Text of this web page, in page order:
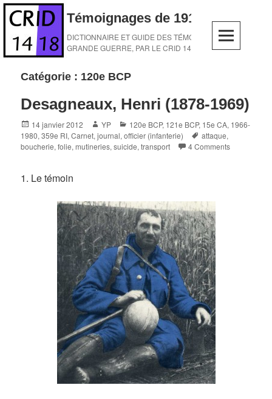
Skip
content
Témoignages de 1914-1918
DICTIONNAIRE ET GUIDE DES TÉMOINS DE LA
GRANDE GUERRE, PAR LE CRID 14-18
Catégorie : 120e BCP
Desagneaux, Henri (1878-1969)
Posted
on
14 janvier 2012 Author
YP Categories
120e BCP, 121e BCP, 15e CA, 1966-
1980,359e RI,Carnet, journal,officier (infanterie) Tags
attaque,
boucherie,folie,mutineries,suicide,transport 4 Comments
1. Le témoin